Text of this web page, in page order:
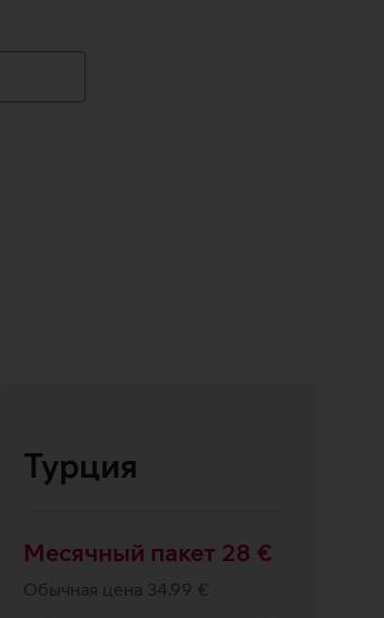
Турция
Месячный пакет 28 €
Обычная цена 34,99 €